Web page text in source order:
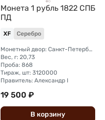
Монета 1 рубль 1822 СПБ
ПД
XF Серебро
Монетный двор: Санкт-Петербургский монетный двор
Вес, г: 20,73
Проба: 868
Тираж, шт: 3120000
Правитель: Александр I
19 500 ₽
В корзину